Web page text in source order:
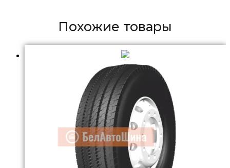
Похожие товары